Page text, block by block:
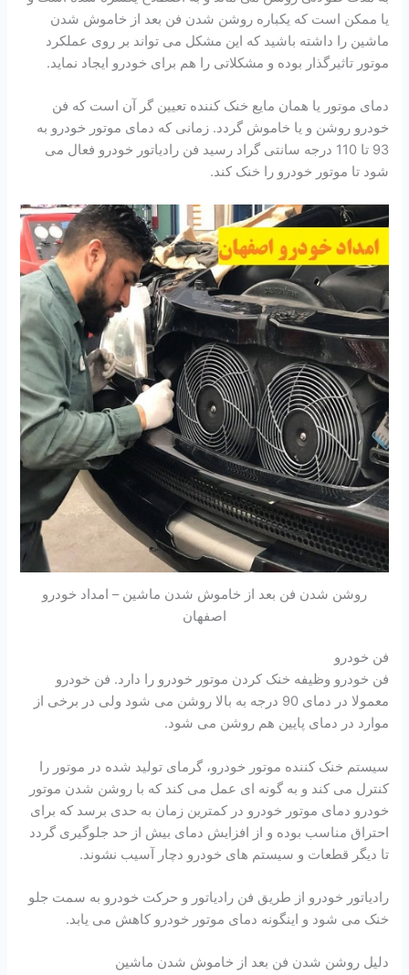
یا ممکن است که یکباره روشن شدن فن بعد از خاموش شدن
ماشین را داشته باشید که این مشکل می تواند بر روی عملکرد
موتور تاثیرگذار بوده و مشکلاتی را هم برای خودرو ایجاد نماید.
دمای موتور یا همان مایع خنک کننده تعیین گر آن است که فن
خودرو روشن و یا خاموش گردد. زمانی که دمای موتور خودرو به
93 تا 110 درجه سانتی گراد رسید فن رادیاتور خودرو فعال می
شود تا موتور خودرو را خنک کند.
روشن شدن فن بعد از خاموش شدن ماشین – امداد خودرو
اصفهان
فن خودرو
فن خودرو وظیفه خنک کردن موتور خودرو را دارد. فن خودرو
معمولا در دمای 90 درجه به بالا روشن می شود ولی در برخی از
موارد در دمای پایین هم روشن می شود.
سیستم خنک کننده موتور خودرو، گرمای تولید شده در موتور را
کنترل می کند و به گونه ای عمل می کند که با روشن شدن موتور
خودرو دمای موتور خودرو در کمترین زمان به حدی برسد که برای
احتراق مناسب بوده و از افزایش دمای بیش از حد جلوگیری گردد
تا دیگر قطعات و سیستم های خودرو دچار آسیب نشوند.
رادیاتور خودرو از طریق فن رادیاتور و حرکت خودرو به سمت جلو
خنک می شود و اینگونه دمای موتور خودرو کاهش می یابد.
دلیل روشن شدن فن بعد از خاموش شدن ماشین